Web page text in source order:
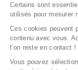
l’adresse La
Par courrier à
l’Assurance
par email à
assurance.org
La saisine du
Certains sont
utilisés pour mesurer
Ces cookies peuvent
contenu avec vous.
l’on reste en contact !
Vous pouvez